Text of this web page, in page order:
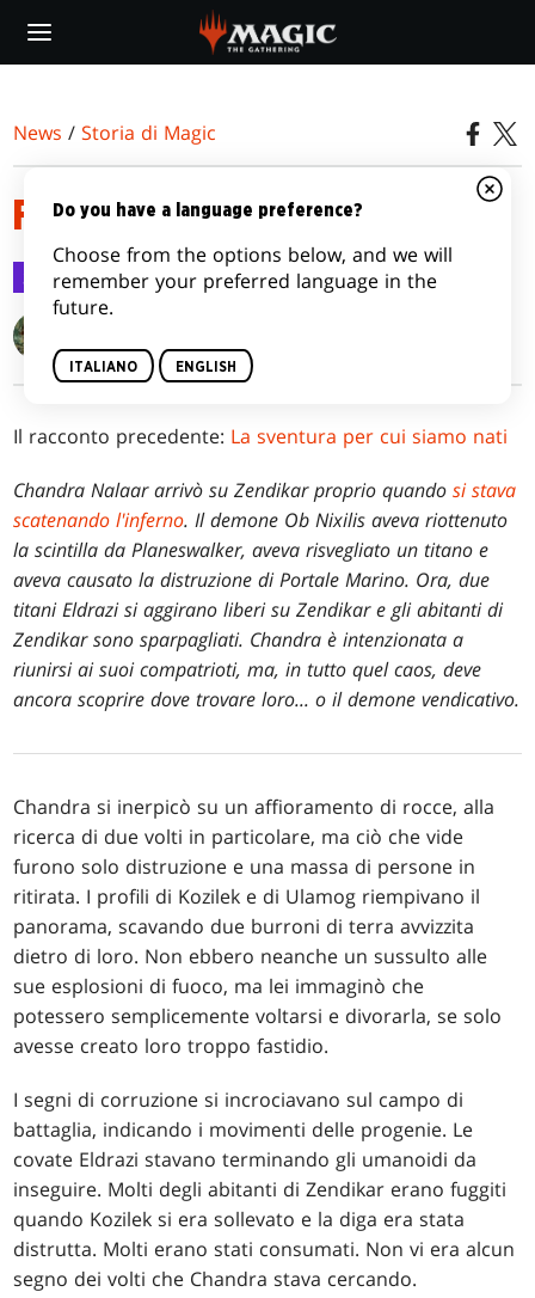
main
News /Storia di Magic
FUOCO E FIAMME
Storia di Magic 17 mag 2024
Il racconto precedente: La sventura per cui siamo nati
Chandra Nalaar arrivò su Zendikar proprio quandosi stava
scatenando l'inferno. Il demone Ob Nixilis aveva riottenuto
la scintilla da Planeswalker, aveva risvegliato un titano e
aveva causato la distruzione di Portale Marino. Ora, due
titani Eldrazi si aggirano liberi su Zendikar e gli abitanti di
Zendikar sono sparpagliati. Chandra è intenzionata a
riunirsi ai suoi compatrioti, ma, in tutto quel caos, deve
ancora scoprire dove trovare loro... o il demone vendicativo.
Chandra si inerpicò su un affioramento di rocce, alla
ricerca di due volti in particolare, ma ciò che vide
furono solo distruzione e una massa di persone in
ritirata. I profili di Kozilek e di Ulamog riempivano il
panorama, scavando due burroni di terra avvizzita
dietro di loro. Non ebbero neanche un sussulto alle
sue esplosioni di fuoco, ma lei immaginò che
potessero semplicemente voltarsi e divorarla, se solo
avesse creato loro troppo fastidio.
I segni di corruzione si incrociavano sul campo di
battaglia, indicando i movimenti delle progenie. Le
covate Eldrazi stavano terminando gli umanoidi da
inseguire. Molti degli abitanti di Zendikar erano fuggiti
quando Kozilek si era sollevato e la diga era stata
distrutta. Molti erano stati consumati. Non vi era alcun
segno dei volti che Chandra stava cercando.
Do you have a language preference?
Choose from the options below, and we will
remember your preferred language in the
future.
ITALIANO ENGLISH